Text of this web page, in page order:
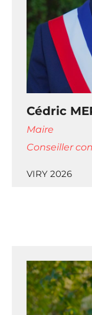
Cédric
Maire
Conseiller
VIRY 2026